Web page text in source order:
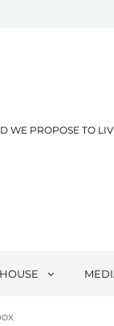
PROPOSE TO